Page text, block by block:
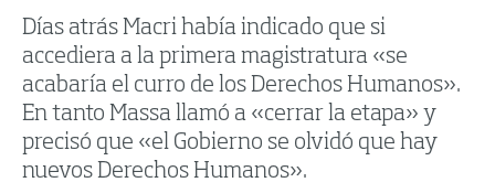
Días atrás Macri había indicado que si
accediera a la primera magistratura «se
acabaría el curro de los Derechos Humanos».
En tanto Massa llamó a «cerrar la etapa» y
precisó que «el Gobierno se olvidó que hay
nuevos Derechos Humanos».